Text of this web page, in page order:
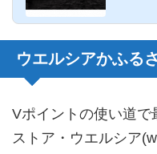
ウエルシアかふる
Vポイントの使い道
ストア・ウエルシア